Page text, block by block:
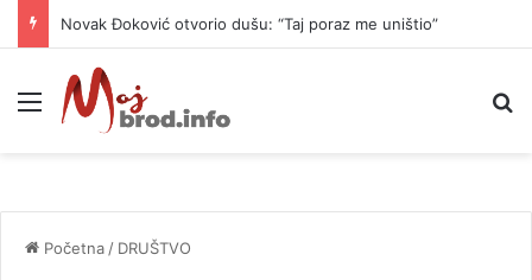
Novak Đoković otvorio dušu: “Taj poraz me uništio”
Meni
Početna / DRUŠTVO